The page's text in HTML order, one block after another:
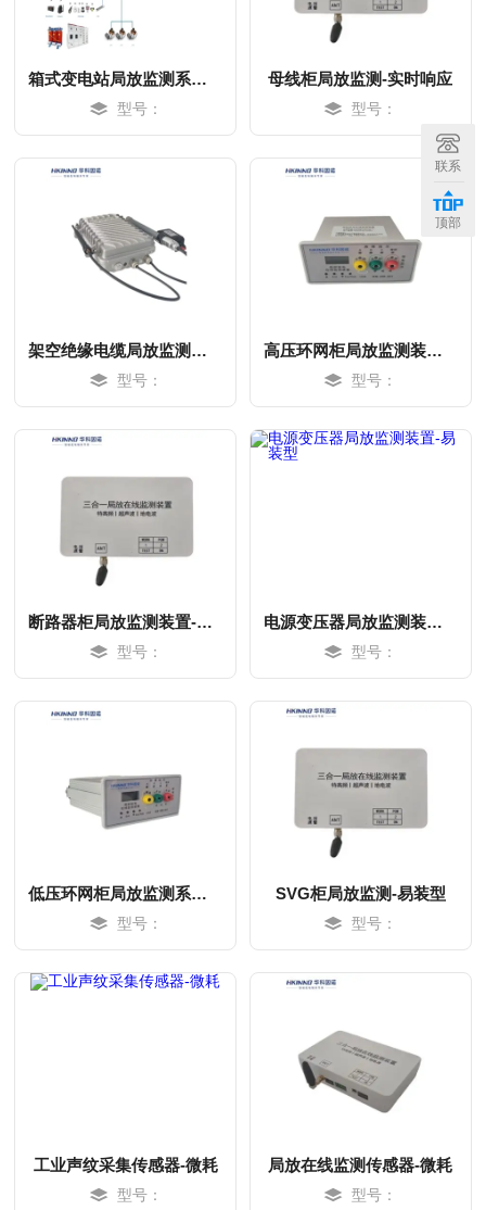
箱式变电站局放监测系统-易装型
型号：
母线柜局放监测-实时响应
型号：
架空绝缘电缆局放监测系统-实时响应
型号：
高压环网柜局放监测装置-易装型
型号：
断路器柜局放监测装置-实时响应
型号：
电源变压器局放监测装置-易装型
型号：
低压环网柜局放监测系统-易装型
型号：
SVG柜局放监测-易装型
型号：
工业声纹采集传感器-微耗
型号：
局放在线监测传感器-微耗
型号：
联系
顶部